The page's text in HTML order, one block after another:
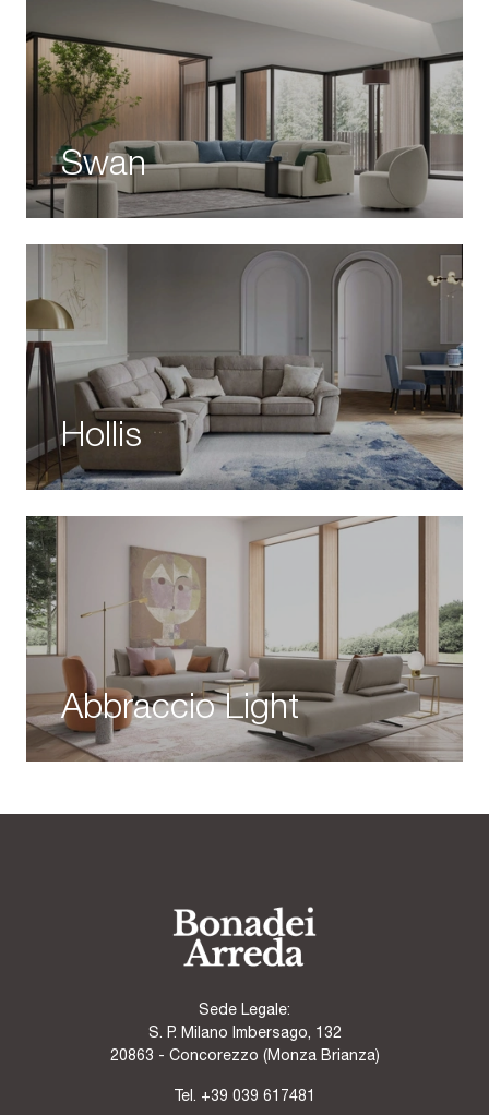
Swan
Hollis
Abbraccio Light
Sede Legale:
S. P. Milano Imbersago, 132
20863 - Concorezzo (Monza Brianza)
Tel. +39 039 617481